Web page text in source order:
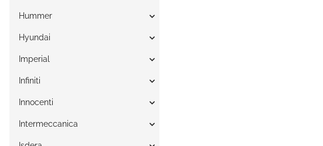
Hummer
Hyundai
Imperial
Infiniti
Innocenti
Intermeccanica